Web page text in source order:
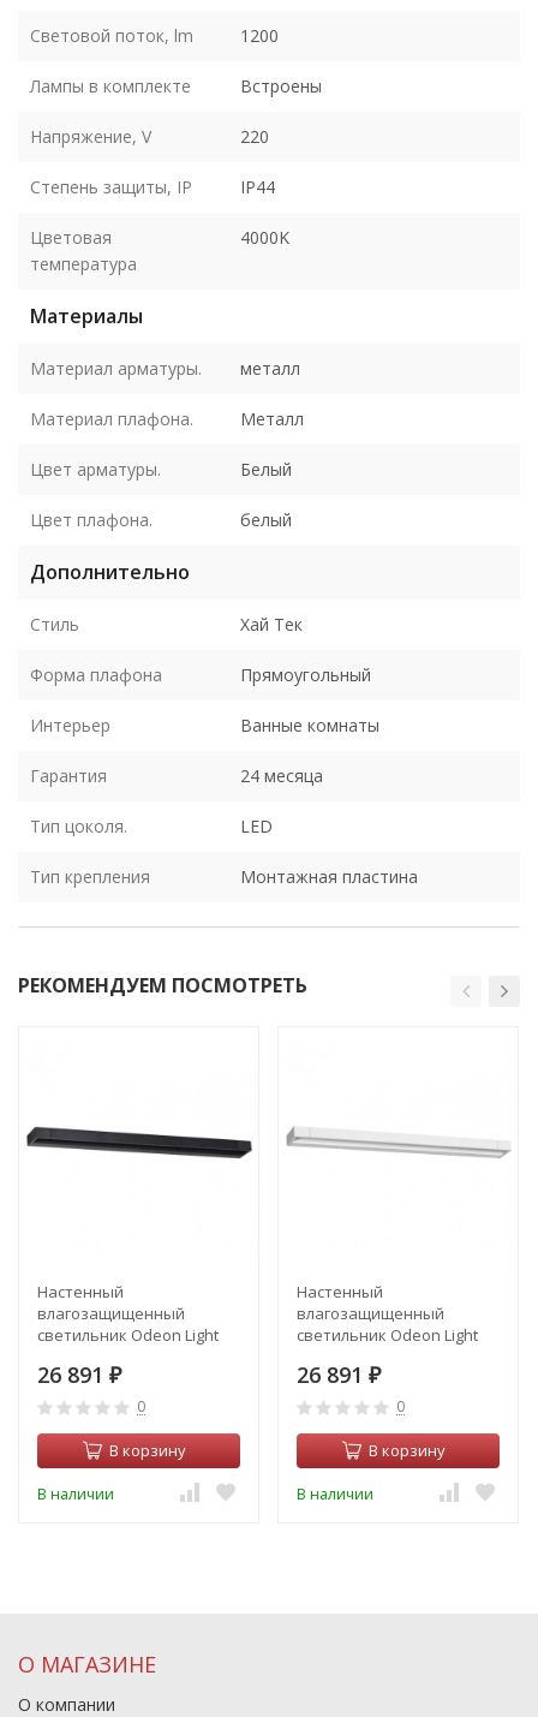
Световой поток, lm 1200
Лампы в комплекте Встроены
Напряжение, V 220
Степень защиты, IP IP44
Цветовая
температура
4000K
Материалы
Материал арматуры. металл
Материал плафона. Металл
Цвет арматуры. Белый
Цвет плафона. белый
Дополнительно
Стиль Хай Тек
Форма плафона Прямоугольный
Интерьер Ванные комнаты
Гарантия 24 месяца
Тип цоколя. LED
Тип крепления Монтажная пластина
РЕКОМЕНДУЕМ ПОСМОТРЕТЬ
Настенный
влагозащищенный
светильник Odeon Light
26 891 ₽
0
В корзину
В наличии
Настенный
влагозащищенный
светильник Odeon Light
26 891 ₽
0
В корзину
В наличии
О МАГАЗИНЕ
О компании